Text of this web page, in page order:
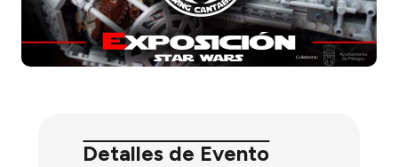
Detalles de Evento